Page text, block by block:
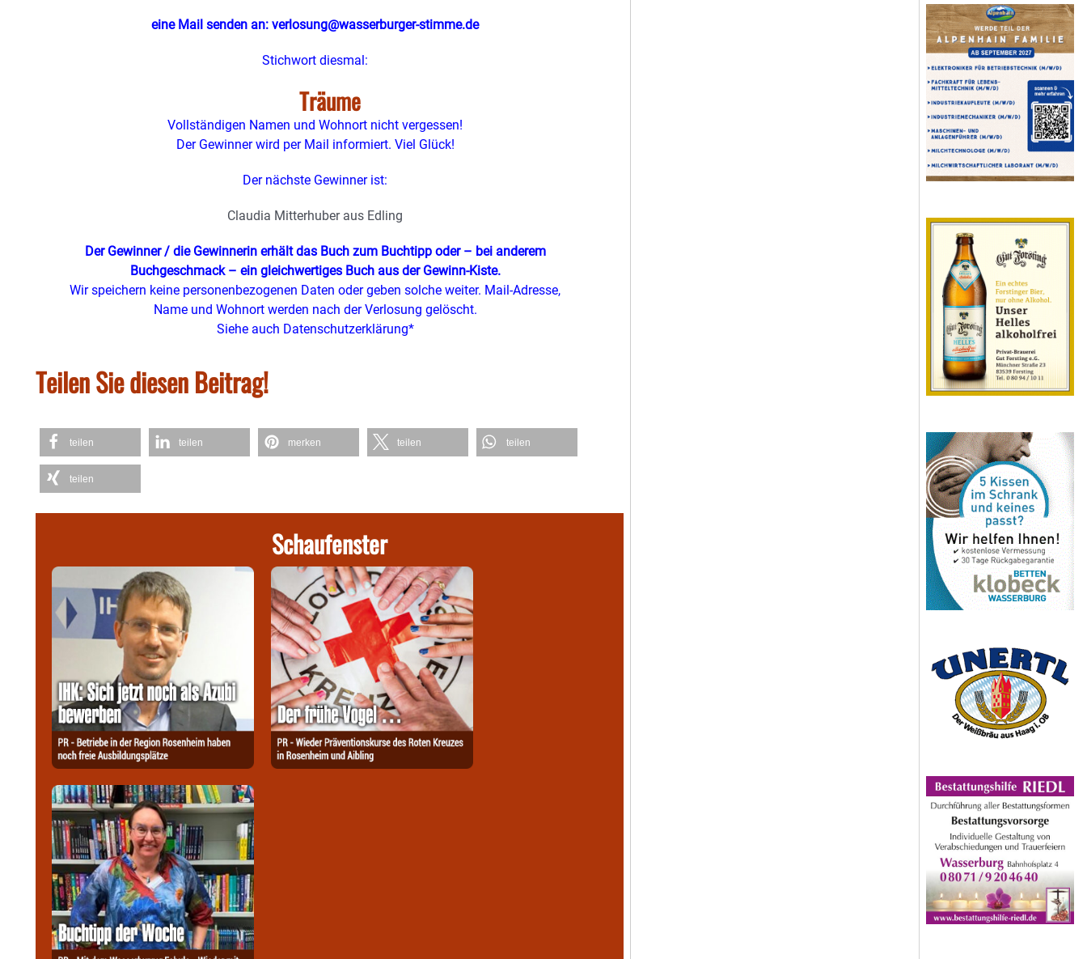
eine Mail senden an: verlosung@wasserburger-stimme.de
Stichwort diesmal:
Träume
Vollständigen Namen und Wohnort nicht vergessen!
Der Gewinner wird per Mail informiert. Viel Glück!
Der nächste Gewinner ist:
Claudia Mitterhuber aus Edling
Der Gewinner / die Gewinnerin erhält das Buch zum Buchtipp oder – bei anderem
Buchgeschmack – ein gleichwertiges Buch aus der Gewinn-Kiste.
Wir speichern keine personenbezogenen Daten oder geben solche weiter. Mail-Adresse,
Name und Wohnort werden nach der Verlosung gelöscht.
Siehe auch Datenschutzerklärung*
Teilen Sie diesen Beitrag!
teilen teilen merken teilen teilen
teilen
Schaufenster